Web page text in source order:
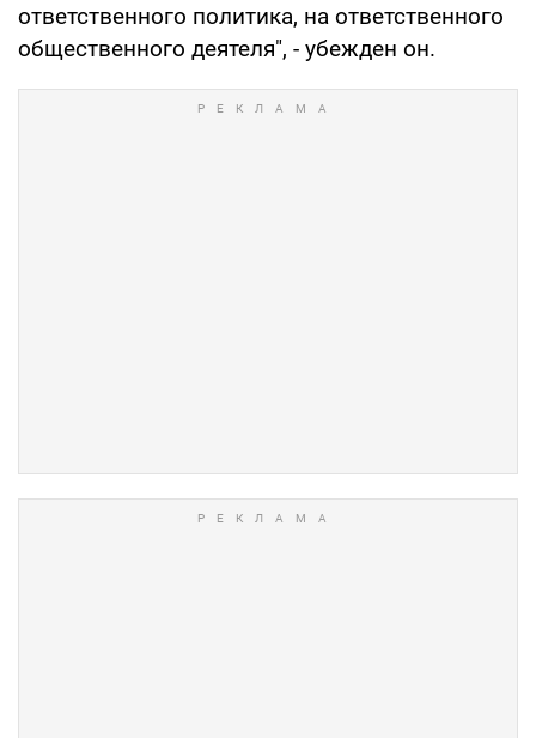
ответственного политика, на ответственного
общественного деятеля", - убежден он.